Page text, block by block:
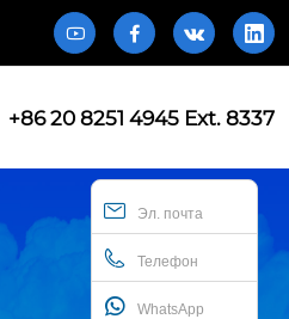
   
+86 20 8251 4945 Ext. 8337
Эл. почта
Телефон
WhatsApp